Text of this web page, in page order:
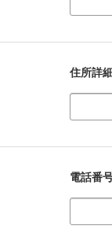
住所詳
電話番